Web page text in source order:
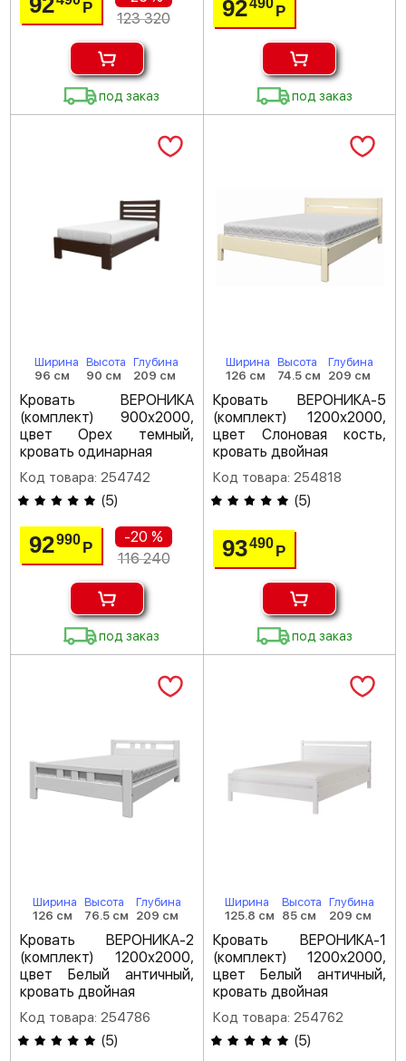
Р
123 320
под заказ
92 Р
под заказ
Ширина
96 см
Высота
90 см
Глубина
209 см
Кровать ВЕРОНИКА
(комплект) 900х2000,
цвет Орех темный,
кровать одинарная
Код товара: 254742
(5)
92990Р
-20 %
116 240
под заказ
Ширина
126 см
Высота
74.5 см
Глубина
209 см
Кровать ВЕРОНИКА-5
(комплект) 1200х2000,
цвет Слоновая кость,
кровать двойная
Код товара: 254818
(5)
93490 Р
под заказ
Ширина
126 см
Высота
76.5 см
Глубина
209 см
Кровать ВЕРОНИКА-2
(комплект) 1200х2000,
цвет Белый античный,
кровать двойная
Код товара: 254786
(5)
Ширина
125.8 см
Высота
85 см
Глубина
209 см
Кровать ВЕРОНИКА-1
(комплект) 1200х2000,
цвет Белый античный,
кровать двойная
Код товара: 254762
(5)